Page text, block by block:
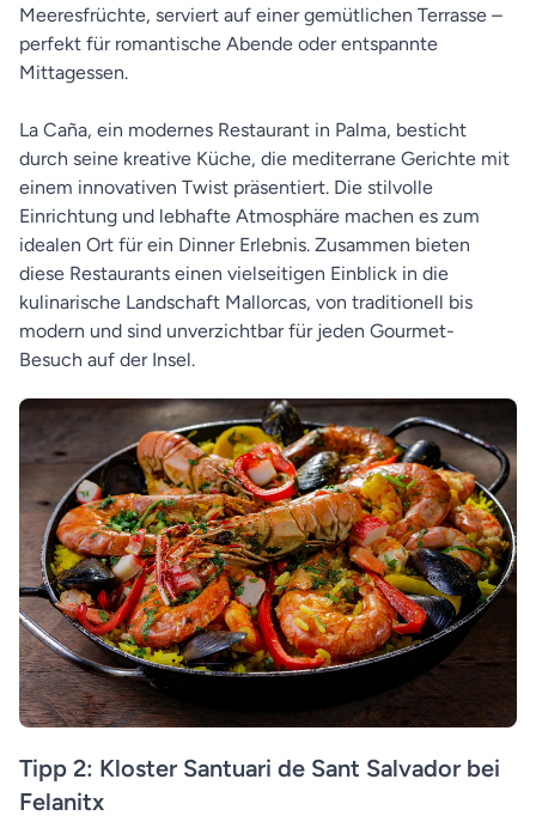
Meeresfrüchte, serviert auf einer gemütlichen Terrasse –
perfekt für romantische Abende oder entspannte
Mittagessen.
La Caña, ein modernes Restaurant in Palma, besticht
durch seine kreative Küche, die mediterrane Gerichte mit
einem innovativen Twist präsentiert. Die stilvolle
Einrichtung und lebhafte Atmosphäre machen es zum
idealen Ort für ein Dinner Erlebnis. Zusammen bieten
diese Restaurants einen vielseitigen Einblick in die
kulinarische Landschaft Mallorcas, von traditionell bis
modern und sind unverzichtbar für jeden Gourmet-
Besuch auf der Insel.
Tipp 2: Kloster Santuari de Sant Salvador bei
Felanitx